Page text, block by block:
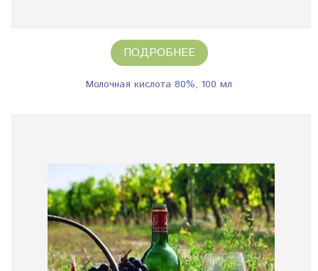
ПОДРОБНЕЕ
Молочная кислота 80%, 100 мл